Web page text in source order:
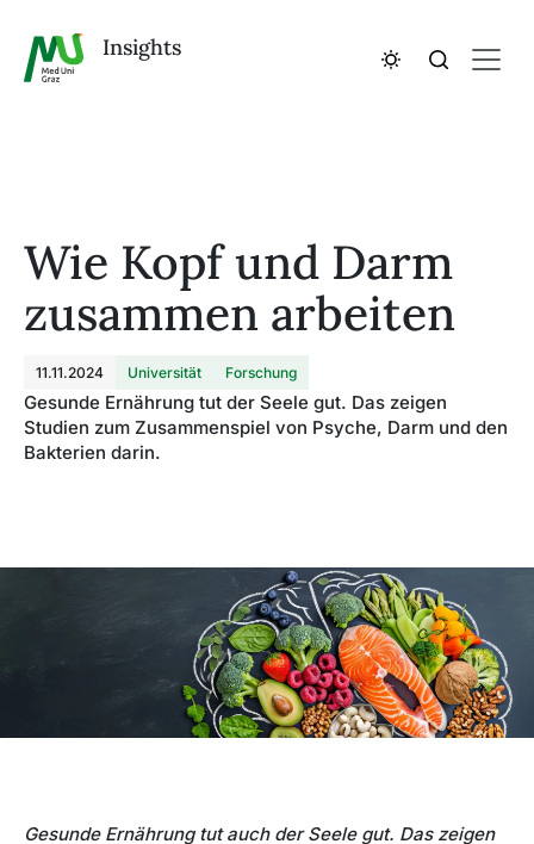
Insights
Wie Kopf und Darm
zusammen arbeiten
11.11.2024 Universität Forschung
Gesunde Ernährung tut der Seele gut. Das zeigen
Studien zum Zusammenspiel von Psyche, Darm und den
Bakterien darin.
Gesunde Ernährung tut auch der Seele gut. Das zeigen